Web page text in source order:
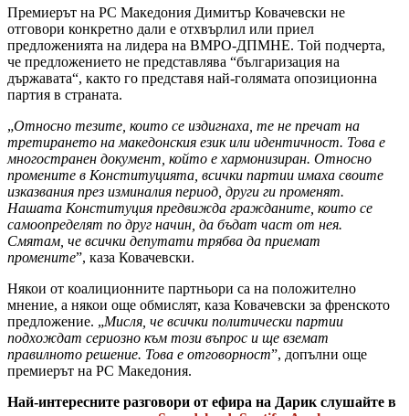
Премиерът на РС Македония Димитър Ковачевски не
отговори конкретно дали е отхвърлил или приел
предложенията на лидера на ВМРО-ДПМНЕ. Той подчерта,
че предложението не представлява “българизация на
държавата“, както го представя най-голямата опозиционна
партия в страната.
„Относно тезите, които се издигнаха, те не пречат на
третирането на македонския език или идентичност. Това е
многостранен документ, който е хармонизиран. Относно
промените в Конституцията, всички партии имаха своите
изказвания през изминалия период, други ги променят.
Нашата Конституция предвижда гражданите, които се
самоопределят по друг начин, да бъдат част от нея.
Смятам, че всички депутати трябва да приемат
промените”, каза Ковачевски.
Някои от коалиционните партньори са на положително
мнение, а някои още обмислят, каза Ковачевски за френското
предложение. „Мисля, че всички политически партии
подхождат сериозно към този въпрос и ще вземат
правилното решение. Това е отговорност”, допълни още
премиерът на РС Македония.
Най-интересните разговори от ефира на Дарик слушайте в